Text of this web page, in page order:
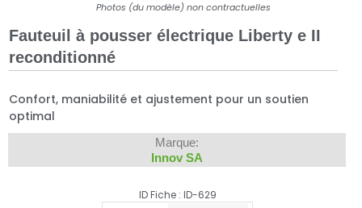
Photos (du modèle) non contractuelles
Fauteuil à pousser électrique Liberty e II
reconditionné
Confort, maniabilité et ajustement pour un soutien
optimal
Marque:
Innov SA
ID Fiche : ID-629